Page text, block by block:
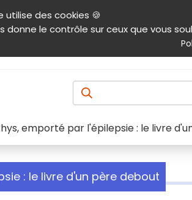
utilise des cookies 🍪
donne le contrôle sur ceux que vous
et accessibilité Menu principal
Produits &
emporté par l'épilepsie : le livre
: le livre d'un père debout